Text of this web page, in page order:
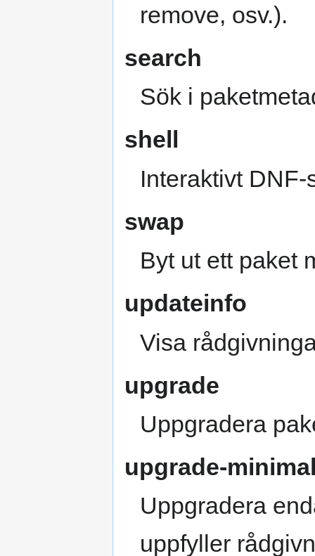
remove, osv.).
search
Sök i
shell
Interaktivt
swap
Byt ut ett paket
updateinfo
Visa
upgrade
Uppgradera
upgrade-
Uppgradera
uppfyller